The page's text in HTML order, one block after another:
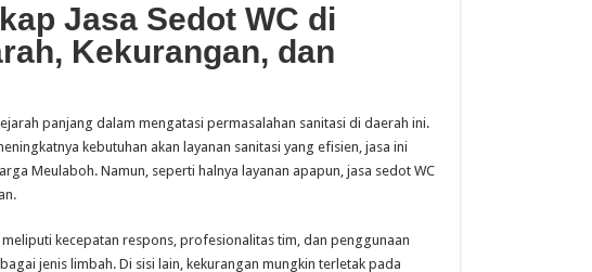
Jasa Sedot WC di
Kekurangan, dan
panjang dalam mengatasi permasalahan sanitasi di daerah ini.
kebutuhan akan layanan sanitasi yang efisien, jasa ini
Meulaboh. Namun, seperti halnya layanan apapun, jasa sedot WC
kecepatan respons, profesionalitas tim, dan penggunaan
jenis limbah. Di sisi lain, kekurangan mungkin terletak pada